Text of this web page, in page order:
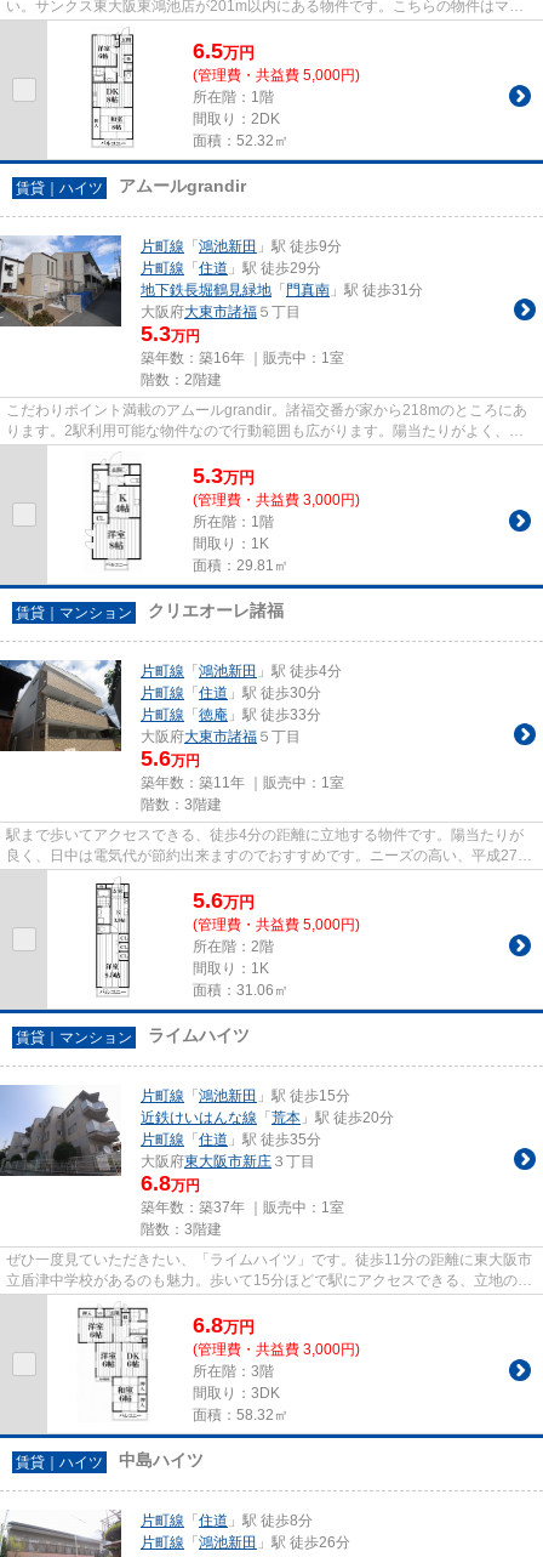
い。サンクス東大阪東鴻池店が201m以内にある物件です。こちらの物件はマン
ションです。こちらのマンションは...
6.5万円
(管理費・共益費 5,000円)
所在階：1階
間取り：2DK
面積：52.32㎡
賃貸｜ハイツ アムールgrandir
片町線 「 鴻池新田 」駅 徒歩9分
片町線 「 住道 」駅 徒歩29分
地下鉄長堀鶴見緑地 「 門真南 」駅 徒歩31分
大阪府大東市諸福 ５丁目
5.3万円
築年数：築16年 ｜販売中： 1室
階数：2階建
こだわりポイント満載のアムールgrandir。諸福交番が家から218mのところにあ
ります。2駅利用可能な物件なので行動範囲も広がります。陽当たりがよく、洗
濯物がよく乾く物件です。住都...
5.3万円
(管理費・共益費 3,000円)
所在階：1階
間取り：1K
面積：29.81㎡
賃貸｜マンション クリエオーレ諸福
片町線 「 鴻池新田 」駅 徒歩4分
片町線 「 住道 」駅 徒歩30分
片町線 「 徳庵 」駅 徒歩33分
大阪府大東市諸福 ５丁目
5.6万円
築年数：築11年 ｜販売中： 1室
階数：3階建
駅まで歩いてアクセスできる、徒歩4分の距離に立地する物件です。陽当たりが
良く、日中は電気代が節約出来ますのでおすすめです。ニーズの高い、平成27年
築の物件で、オシャレな室内が...
5.6万円
(管理費・共益費 5,000円)
所在階：2階
間取り：1K
面積：31.06㎡
賃貸｜マンション ライムハイツ
片町線 「 鴻池新田 」駅 徒歩15分
近鉄けいはんな線 「 荒本 」駅 徒歩20分
片町線 「 住道 」駅 徒歩35分
大阪府東大阪市新庄 ３丁目
6.8万円
築年数：築37年 ｜販売中： 1室
階数：3階建
ぜひ一度見ていただきたい、「ライムハイツ」です。徒歩11分の距離に東大阪市
立盾津中学校があるのも魅力。歩いて15分ほどで駅にアクセスできる、立地の良
さも魅力の物件です。陽当た...
6.8万円
(管理費・共益費 3,000円)
所在階：3階
間取り：3DK
面積：58.32㎡
賃貸｜ハイツ 中島ハイツ
片町線 「 住道 」駅 徒歩8分
片町線 「 鴻池新田 」駅 徒歩26分